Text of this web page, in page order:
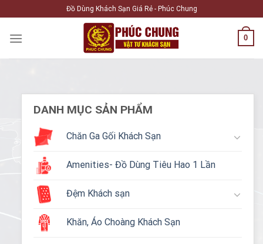
to
content
Đồ Dùng Khách Sạn Giá Rẻ - Phúc Chung
0
DANH MỤC SẢN PHẨM
Chăn Ga Gối Khách Sạn
Amenities- Đồ Dùng Tiêu Hao 1 Lần
Đệm Khách sạn
Khăn, Áo Choàng Khách Sạn